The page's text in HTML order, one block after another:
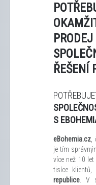
ŘEŠENÍ
S
eBohemia.cz,
je tím
více než 10
tisíce klientů,
republice. V